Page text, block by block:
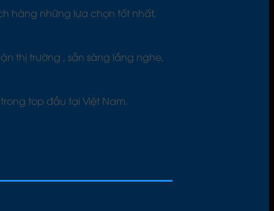
hàng những lựa chọn tốt nhất,
thị trường , sẵn sàng lắng nghe,
top đầu tại Việt Nam.